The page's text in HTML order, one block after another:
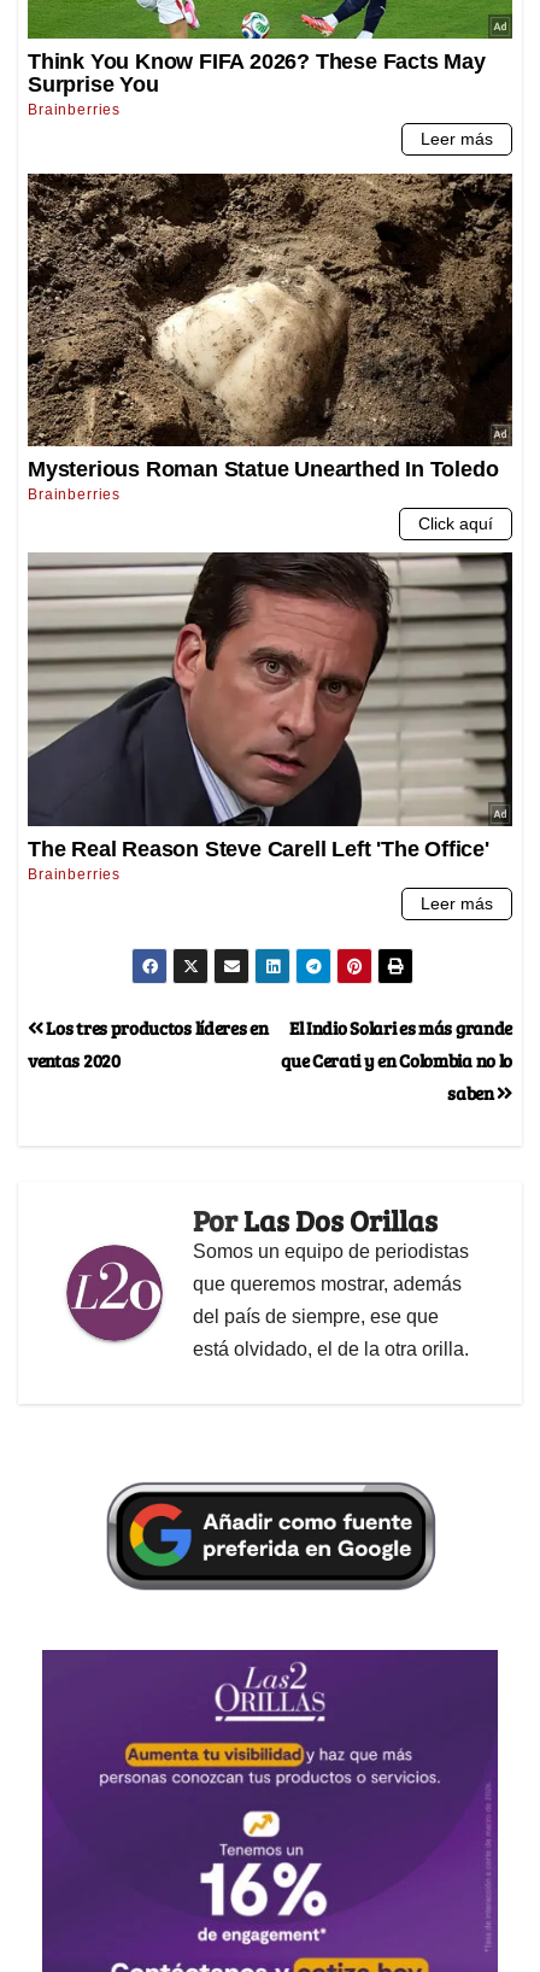
El Indio Solari es más grande
que Cerati y en Colombia no lo
saben
Los tres productos líderes en
ventas 2020
PorLas Dos Orillas
Somos un equipo de periodistas
que queremos mostrar, además
del país de siempre, ese que
está olvidado, el de la otra orilla.